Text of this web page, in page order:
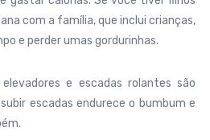
com a família, que inclui crianças,
e perder umas gordurinhas.
elevadores e escadas rolantes são
escadas endurece o bumbum e